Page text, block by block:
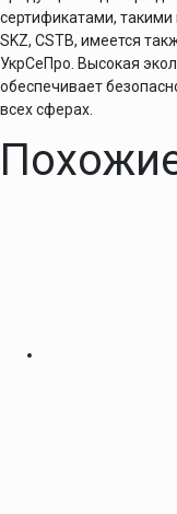
сертификатами, такими
SKZ, CSTB, имеется
УкрСеПро. Высокая
обеспечивает
всех сферах.